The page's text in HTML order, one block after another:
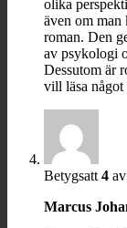
olika
även om man
roman. Den
av psykologi
Dessutom är
vill läsa något
Betygsatt 4
Marcus